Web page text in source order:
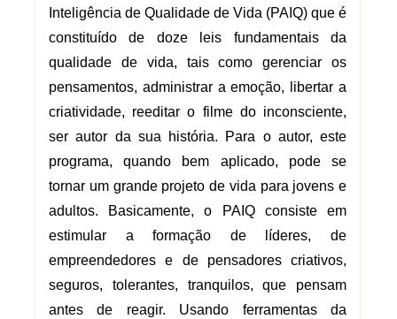
Inteligência de Qualidade de Vida (PAIQ) que é
constituído de doze leis fundamentais da
qualidade de vida, tais como gerenciar os
pensamentos, administrar a emoção, libertar a
criatividade, reeditar o filme do inconsciente,
ser autor da sua história. Para o autor, este
programa, quando bem aplicado, pode se
tornar um grande projeto de vida para jovens e
adultos. Basicamente, o PAIQ consiste em
estimular a formação de líderes, de
empreendedores e de pensadores criativos,
seguros, tolerantes, tranquilos, que pensam
antes de reagir. Usando ferramentas da